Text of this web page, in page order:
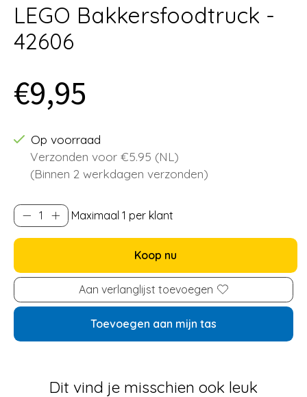
LEGO Bakkersfoodtruck -
42606
€9,95
Op voorraad
Verzonden voor €5.95 (NL)
(Binnen 2 werkdagen verzonden)
Maximaal 1 per klant
Koop nu
Aan verlanglijst toevoegen
Toevoegen aan mijn tas
Dit vind je misschien ook leuk